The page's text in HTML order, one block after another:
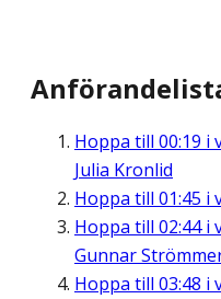
Hoppa till 00:19 i
Julia Kronlid
Hoppa till 01:45 i
Hoppa till 02:44i
Gunnar
Hoppa till 03:48 i